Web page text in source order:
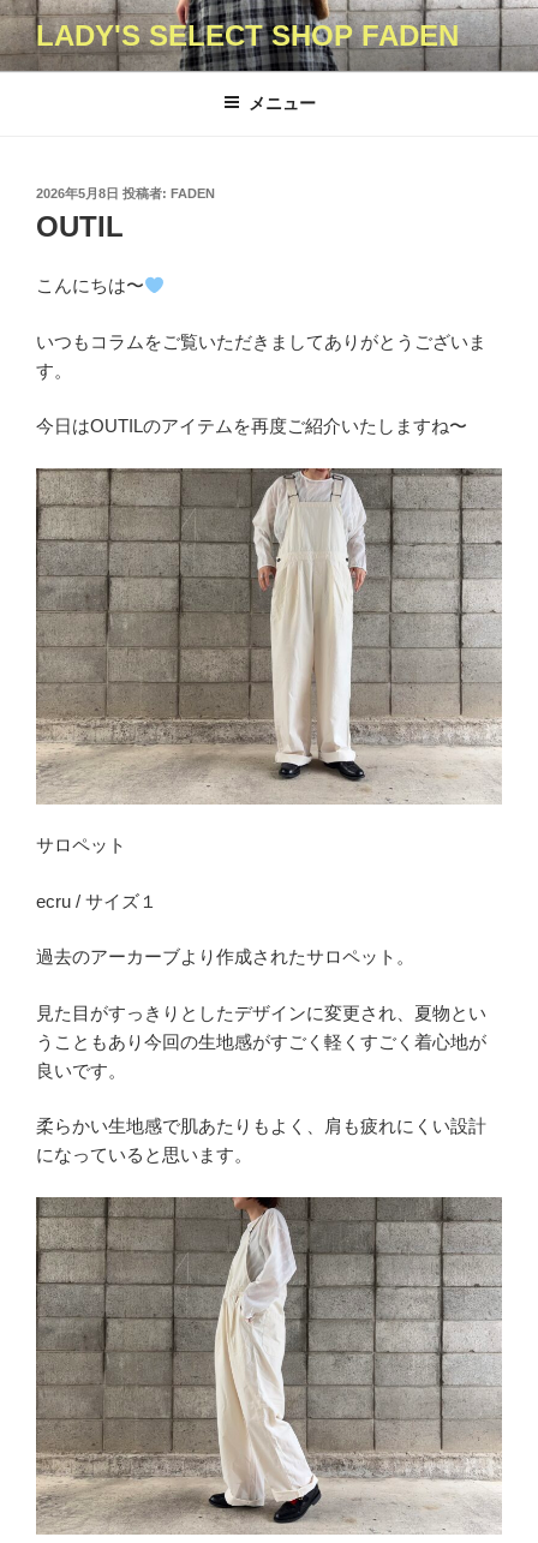
コ
ン
テ
LADY'S SELECT SHOP FADEN
メニュー
投
稿
日:
2026年5月8日 投稿者: FADEN
OUTIL
こんにちは〜
いつもコラムをご覧いただきましてありがとうございま
す。
今日はOUTILのアイテムを再度ご紹介いたしますね〜
サロペット
ecru / サイズ１
過去のアーカーブより作成されたサロペット。
見た目がすっきりとしたデザインに変更され、夏物とい
うこともあり今回の生地感がすごく軽くすごく着心地が
良いです。
柔らかい生地感で肌あたりもよく、肩も疲れにくい設計
になっていると思います。